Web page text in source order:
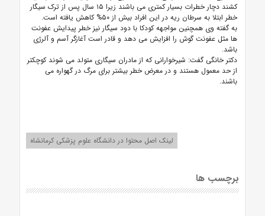
کشند دچار خطرات بسیار کمتری می باشند زیرا ۱۵ سال پس از ترک سیگار
خطر ابتلا به سرطان ریه در این افراد بیش از ۵۰% کاهش یافته است.
به گفته وی همچنین مواجهه کودکا با دود سیگار نیز خطر پیدایش عفونت
ها مثل عفونت گوش را افزایش می دهد و قادر است آغازگر آسم و آلرژی
باشد.
دکتر خانگی گفت: شیرخوارانی که از مادران سیگاری متولد می شوند کوچکتر
از حد معمول هستند و در معرض خطر بیشتر برای مرگ در گهواره می
باشند.
لینک اصل محتوا در دانشگاه علوم پزشکی کرمانشاه
برچسب ها